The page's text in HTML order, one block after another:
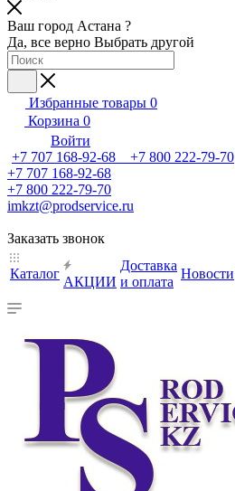
Ваш город Астана ?
Да, все верно Выбрать другой
Избранные товары 0
Корзина 0
Войти
+7 707 168-92-68 +7 800 222-79-70
+7 707 168-92-68
+7 800 222-79-70
imkzt@prodservice.ru
Заказать звонок
Каталог
АКЦИИ
Доставка
и оплата
Новости